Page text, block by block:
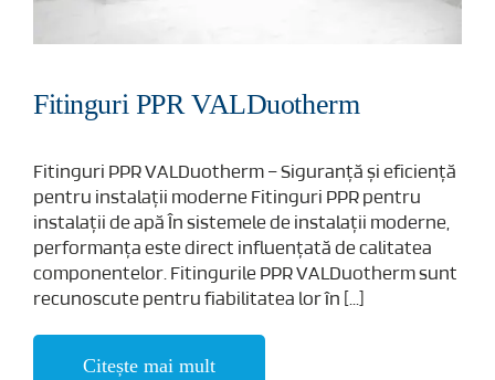
Fitinguri PPR VALDuotherm
Fitinguri PPR VALDuotherm – Siguranță și eficiență
pentru instalații moderne Fitinguri PPR pentru
instalații de apă În sistemele de instalații moderne,
performanța este direct influențată de calitatea
componentelor. Fitingurile PPR VALDuotherm sunt
recunoscute pentru fiabilitatea lor în [...]
Citește mai mult